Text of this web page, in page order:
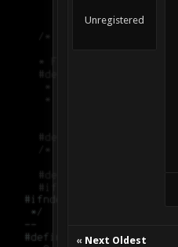
Unregistered
« Next Oldest